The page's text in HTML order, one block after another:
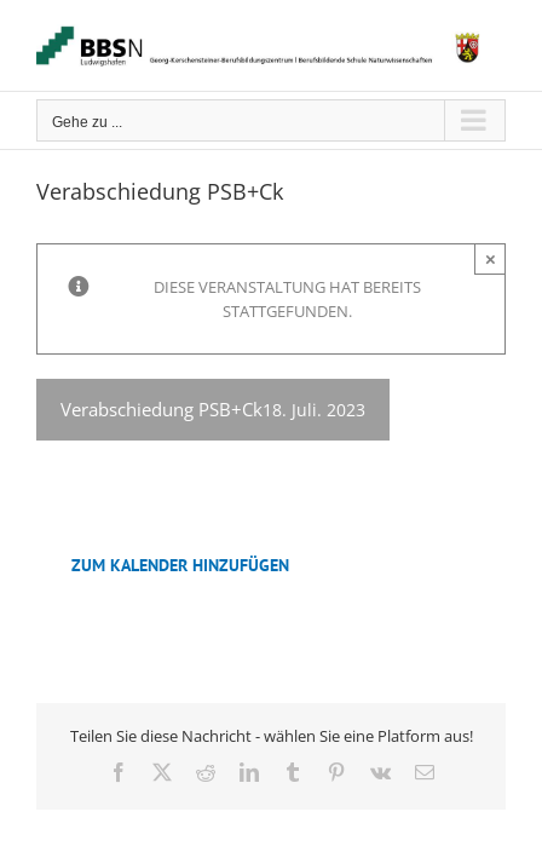
springen
Gehe zu ...
Verabschiedung PSB+Ck
DIESE VERANSTALTUNG HAT BEREITS
STATTGEFUNDEN.
×
Verabschiedung PSB+Ck18. Juli. 2023
ZUM KALENDER HINZUFÜGEN
Teilen Sie diese Nachricht - wählen Sie eine Platform aus!
Facebook RedditLinkedInTumblr Pinterest
Vk
E-